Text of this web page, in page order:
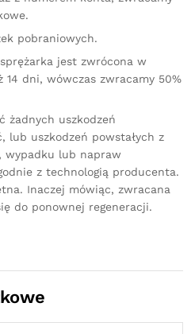
pobraniowych.
jest zwrócona w
dni, wówczas zwracamy 50%
żadnych uszkodzeń
lub uszkodzeń powstałych z
wypadku lub napraw
z technologią producenta.
Inaczej mówiąc, zwracana
do ponownej regeneracji.